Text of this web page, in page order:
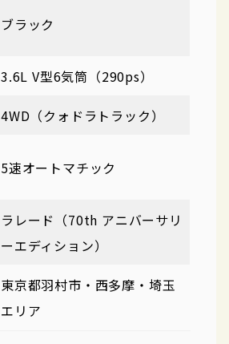
ブラック
3.6L V型6気筒（290ps）
4WD（クォドラトラック）
5速オートマチック
ラレード（70th アニバーサリ
ーエディション）
東京都羽村市・西多摩・埼玉
エリア